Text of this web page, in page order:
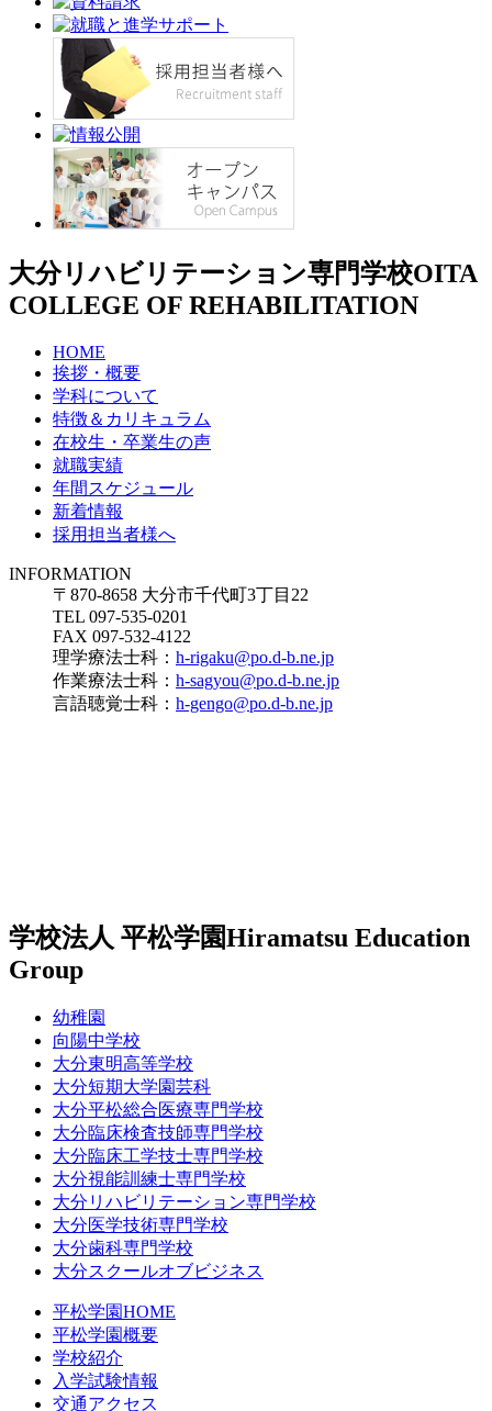
大分リハビリテーション専門学校OITA
COLLEGE OF REHABILITATION
HOME
挨拶・概要
学科について
特徴＆カリキュラム
在校生・卒業生の声
就職実績
年間スケジュール
新着情報
採用担当者様へ
INFORMATION
〒870-8658 大分市千代町3丁目22
TEL 097-535-0201
FAX 097-532-4122
理学療法士科： h-rigaku@po.d-b.ne.jp
作業療法士科： h-sagyou@po.d-b.ne.jp
言語聴覚士科： h-gengo@po.d-b.ne.jp
学校法人 平松学園Hiramatsu Education
Group
幼稚園
向陽中学校
大分東明高等学校
大分短期大学園芸科
大分平松総合医療専門学校
大分臨床検査技師専門学校
大分臨床工学技士専門学校
大分視能訓練士専門学校
大分リハビリテーション専門学校
大分医学技術専門学校
大分歯科専門学校
大分スクールオブビジネス
平松学園HOME
平松学園概要
学校紹介
入学試験情報
交通アクセス